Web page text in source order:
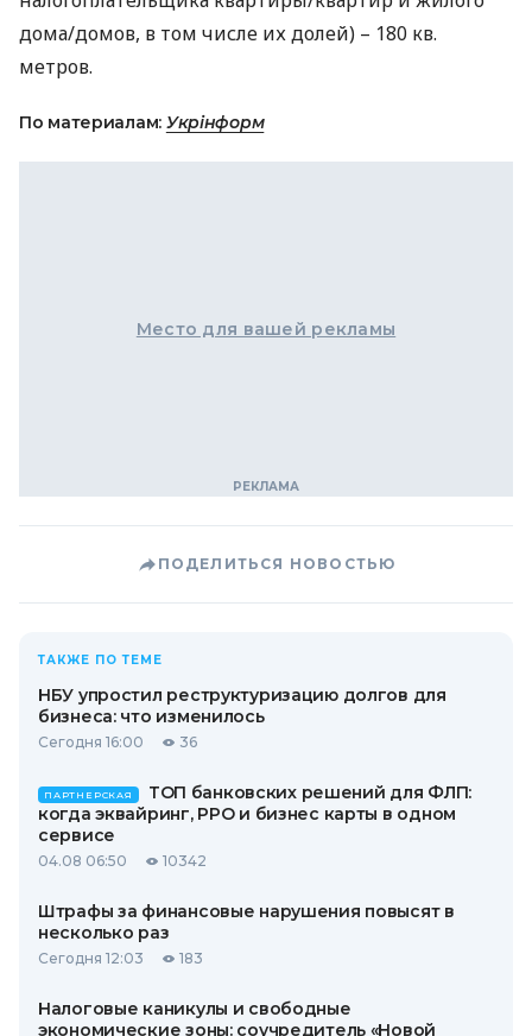
дома/домов, в том числе их долей) – 180 кв.
метров.
По материалам: Укрінформ
Место для вашей рекламы
ПОДЕЛИТЬСЯ НОВОСТЬЮ
ТАКЖЕ ПО ТЕМЕ
НБУ упростил реструктуризацию долгов для
бизнеса: что изменилось
Сегодня 16:00 36
ПАРТНЕРСКАЯ
ТОП банковских решений для ФЛП:
когда эквайринг, РРО и бизнес карты в одном
сервисе
04.08 06:50 10342
Штрафы за финансовые нарушения повысят в
несколько раз
Сегодня 12:03 183
Налоговые каникулы и свободные
экономические зоны: соучредитель «Новой